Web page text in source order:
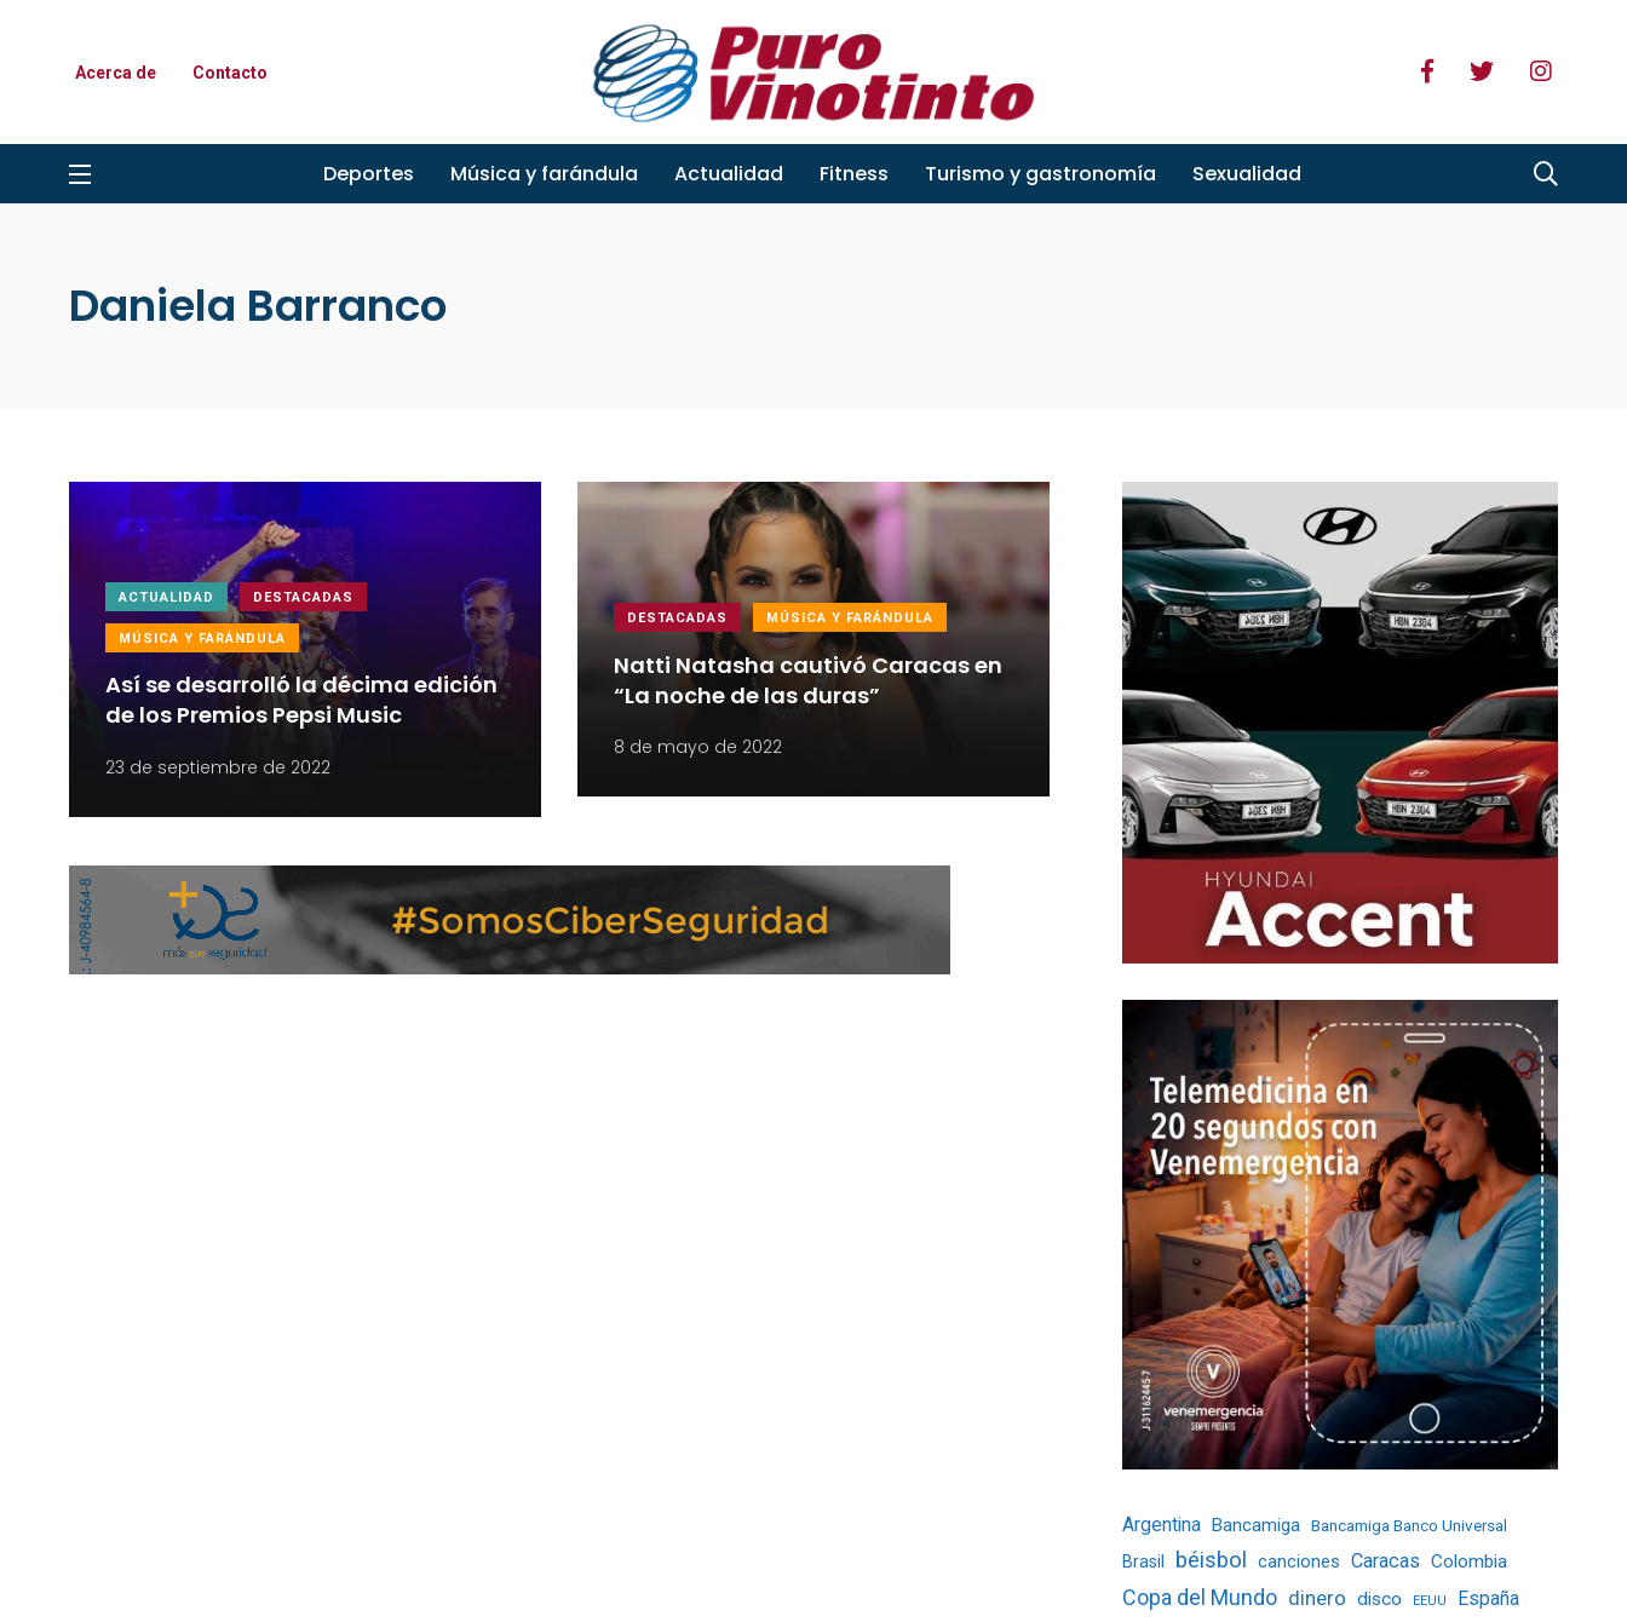
Acerca de Contacto
Deportes Música y farándula Actualidad Fitness Turismo y gastronomía Sexualidad
Daniela Barranco
ACTUALIDAD DESTACADAS
MÚSICA Y FARÁNDULA
Así se desarrolló la décima edición
de los Premios Pepsi Music
23 de septiembre de 2022
DESTACADAS MÚSICA Y FARÁNDULA
Natti Natasha cautivó Caracas en
“La noche de las duras”
8 de mayo de 2022
Argentina Bancamiga Bancamiga Banco Universal
Brasil
béisbol canciones Caracas Colombia
Copa del Mundo dinero disco EEUU España